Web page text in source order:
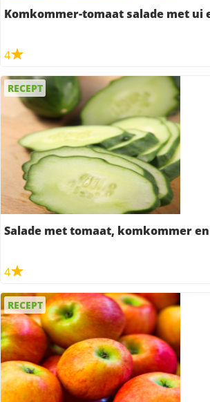
Komkommer-tomaat salade met ui
4
RECEPT
Salade met tomaat, komkommer
4
RECEPT